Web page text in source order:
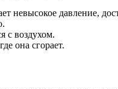
невысокое давление,
с воздухом.
она сгорает.